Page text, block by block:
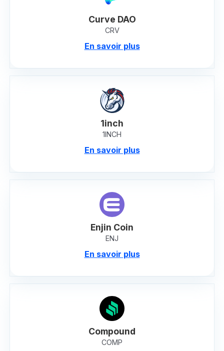
Curve DAO
CRV
En savoir plus
1inch
1INCH
En savoir plus
Enjin Coin
ENJ
En savoir plus
Compound
COMP